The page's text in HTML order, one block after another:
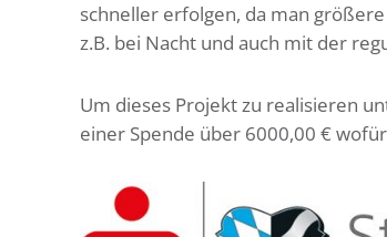
schneller erfolgen, da man
z.B. bei Nacht und auch mit der
Um dieses Projekt zu realisieren
einer Spende über 6000,00 €